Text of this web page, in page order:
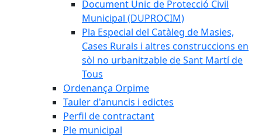
Document Únic de Protecció Civil
Municipal (DUPROCIM)
Pla Especial del Catàleg de Masies,
Cases Rurals i altres construccions en
sòl no urbanitzable de Sant Martí de
Tous
Ordenança Orpime
Tauler d'anuncis i edictes
Perfil de contractant
Ple municipal